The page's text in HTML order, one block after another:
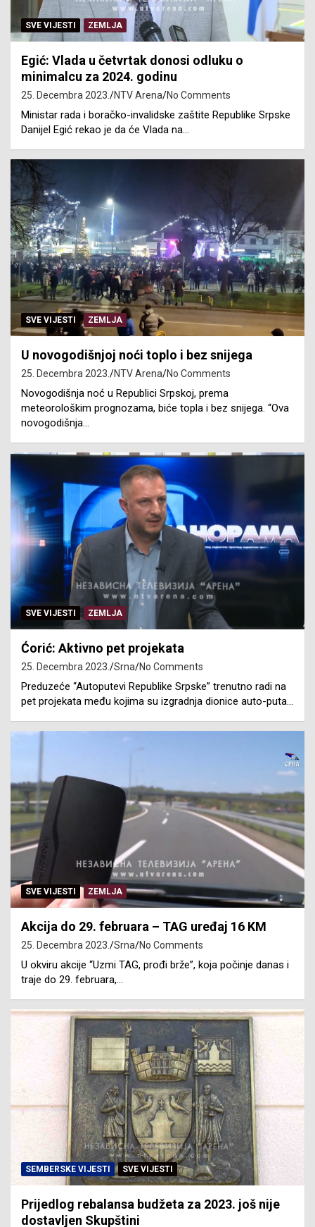
SVE VIJESTI ZEMLJA
Egić: Vlada u četvrtak donosi odluku o
minimalcu za 2024. godinu
25. Decembra 2023. NTV Arena No Comments
Ministar rada i boračko-invalidske zaštite Republike Srpske
Danijel Egić rekao je da će Vlada na…
SVE VIJESTI ZEMLJA
U novogodišnjoj noći toplo i bez snijega
25. Decembra 2023. NTV Arena No Comments
Novogodišnja noć u Republici Srpskoj, prema
meteorološkim prognozama, biće topla i bez snijega. “Ova
novogodišnja…
SVE VIJESTI ZEMLJA
Ćorić: Aktivno pet projekata
25. Decembra 2023. Srna No Comments
Preduzeće “Autoputevi Republike Srpske” trenutno radi na
pet projekata među kojima su izgradnja dionice auto-puta…
SVE VIJESTI ZEMLJA
Akcija do 29. februara – TAG uređaj 16 KM
25. Decembra 2023. Srna No Comments
U okviru akcije “Uzmi TAG, prođi brže”, koja počinje danas i
traje do 29. februara,…
SEMBERSKE VIJESTI SVE VIJESTI
Prijedlog rebalansa budžeta za 2023. još nije
dostavljen Skupštini